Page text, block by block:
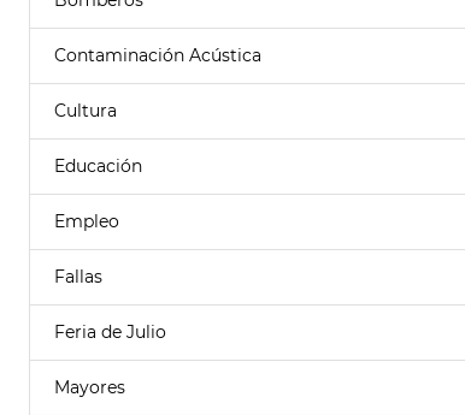
Contaminación Acústica
Cultura
Educación
Empleo
Fallas
Feria de Julio
Mayores